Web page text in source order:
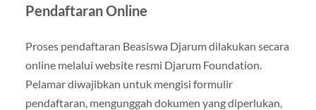
Pendaftaran Online
Proses pendaftaran Beasiswa Djarum dilakukan secara
online melalui website resmi Djarum Foundation.
Pelamar diwajibkan untuk mengisi formulir
pendaftaran, mengunggah dokumen yang diperlukan,